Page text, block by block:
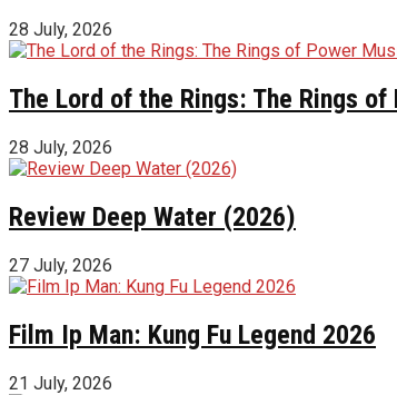
28 July, 2026
The Lord of the Rings: The Rings of
28 July, 2026
Review Deep Water (2026)
27 July, 2026
Film Ip Man: Kung Fu Legend 2026
21 July, 2026